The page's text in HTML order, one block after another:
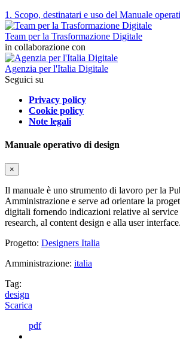
1. Scopo, destinatari e uso del Manuale
Team per la Trasformazione Digitale
in collaborazione con
Agenzia per l'Italia Digitale
Seguici su
Privacy policy
Cookie policy
Note legali
Manuale operativo di design
×
Il manuale è uno strumento di lavoro per la
Amministrazione e serve ad orientare la
digitali fornendo indicazioni relative al service
research, al content design e alla user interface.
Progetto: Designers Italia
Amministrazione: italia
Tag:
design
Scarica
pdf